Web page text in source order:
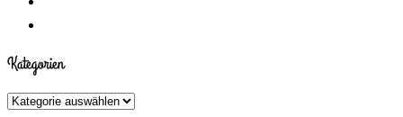
Kategorien
Kategorien